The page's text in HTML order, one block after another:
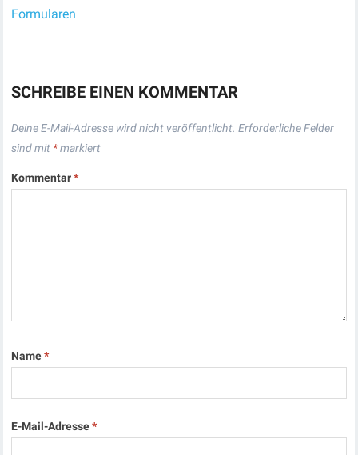
Formularen
SCHREIBE EINEN KOMMENTAR
Deine E-Mail-Adresse wird nicht veröffentlicht. Erforderliche Felder
sind mit *markiert
Kommentar*
Name*
E-Mail-Adresse*